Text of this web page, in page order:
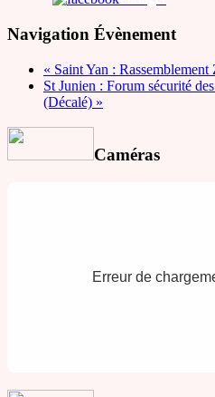
Navigation Évènement
« Saint Yan : Rassemblement
St Junien : Forum sécurité
(Décalé) »
Caméras
Erreur de